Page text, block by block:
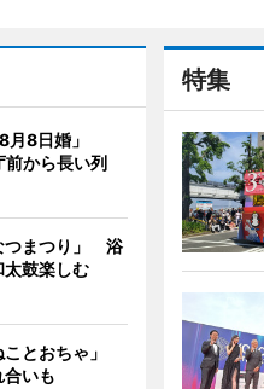
特集
月8日婚」
から長い列
つまつり」 浴
鼓楽しむ
ことおちゃ」
いも